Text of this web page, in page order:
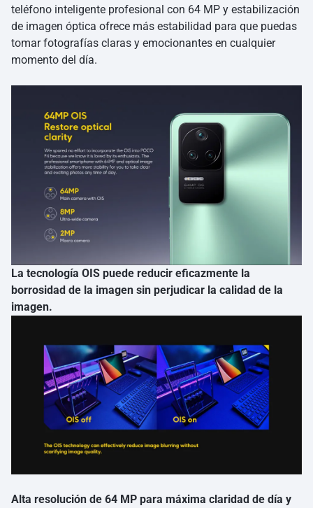
teléfono inteligente profesional con 64 MP y estabilización
de imagen óptica ofrece más estabilidad para que puedas
tomar fotografías claras y emocionantes en cualquier
momento del día.
La tecnología OIS puede reducir eficazmente la
borrosidad de la imagen sin perjudicar la calidad de la
imagen.
Alta resolución de 64 MP para máxima claridad de día y